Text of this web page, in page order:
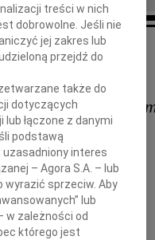
Państwu
głębokiego współczucia
z powodu śmierci
i Teścia
treści w nich
dobrowolne. Jeśli nie
jej zakres lub
przejdź do
także do
dotyczących
łączone z danymi
podstawą
interes
– Agora S.A. – lub
wyrazić sprzeciw. Aby
lub
w zależności od
którego jest